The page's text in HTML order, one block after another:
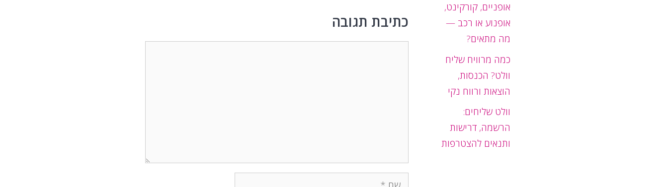
כתיבת תגובה
שם
אופניים, קורקינט,
אופנוע או רכב —
מה מתאים?
כמה מרוויח שליח
וולט? הכנסות,
הוצאות ורווח נקי
וולט שליחים:
הרשמה, דרישות
ותנאים להצטרפות